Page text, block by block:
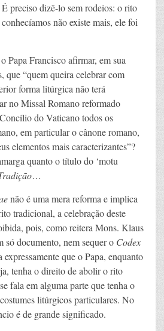
preciso dizê-lo sem rodeios: o rito
não existe mais, ele foi
Papa Francisco afirmar, em sua
que “quem queira celebrar com
forma litúrgica não terá
no Missal Romano reformado
do Vaticano todos os
em particular o cânone romano,
elementos mais caracterizantes”?
quanto o título do ‘motu
…
não é uma mera reforma e implica
tradicional, a celebração deste
pois, como reitera Mons. Klaus
só documento, nem sequer o Codex
expressamente que o Papa, enquanto
tenha o direito de abolir o rito
fala em alguma parte que tenha o
litúrgicos particulares. No
é de grande significado.